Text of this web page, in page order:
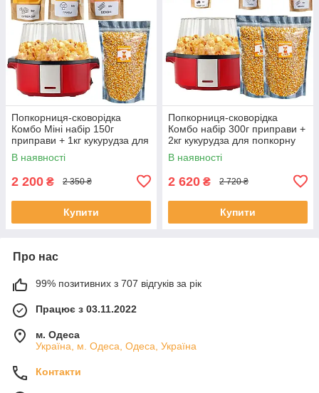
Попкорниця-сковорідка
Комбо Міні набір 150г
приправи + 1кг кукурудза для
попкорну
В наявності
2 200 ₴ 2 350 ₴
Купити
Попкорниця-сковорідка
Комбо набір 300г приправи +
2кг кукурудза для попкорну
В наявності
2 620 ₴ 2 720 ₴
Купити
Про нас
99% позитивних з 707 відгуків за рік
Працює з 03.11.2022
м. Одеса
Україна, м. Одеса, Одеса, Україна
Контакти